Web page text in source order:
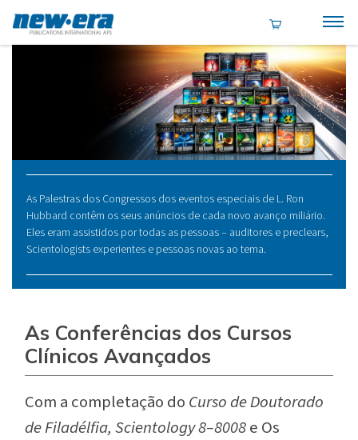
As Palestras dos Congressos dos eventos especiais de L. Ron
Hubbard contêm os seus anúncios de cada novo avanço miliário.
Eles eram assistidos por todas as pessoas – auditores e preclears,
Scientologists experientes e pessoas novas ao tema.
As Conferências dos Cursos
Clínicos Avançados
Com a completação do Curso de Doutorado
de Filadélfia, Scientology 8–8008e Os